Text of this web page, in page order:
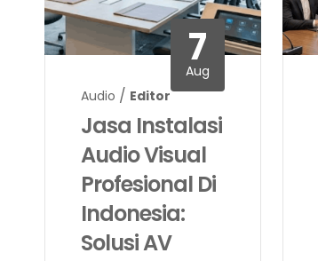
7
Aug
Audio / Editor
Jasa Instalasi
Audio Visual
Profesional Di
Indonesia:
Solusi AV